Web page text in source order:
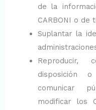
de la
CARBONI o de
Suplantar la
Reproducir,
disposición
comunicar
modificar los